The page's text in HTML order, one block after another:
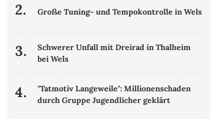
2. Große Tuning- und Tempokontrolle in Wels
3.
Schwerer Unfall mit Dreirad in Thalheim
bei Wels
4.
"Tatmotiv Langeweile": Millionenschaden
durch Gruppe Jugendlicher geklärt